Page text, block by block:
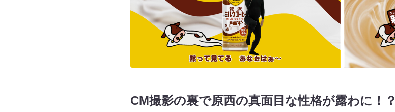
CM撮影の裏で原西の真面目な性格が露わに！？